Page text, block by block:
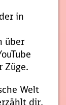
in
über
Züge.
Welt
dir,